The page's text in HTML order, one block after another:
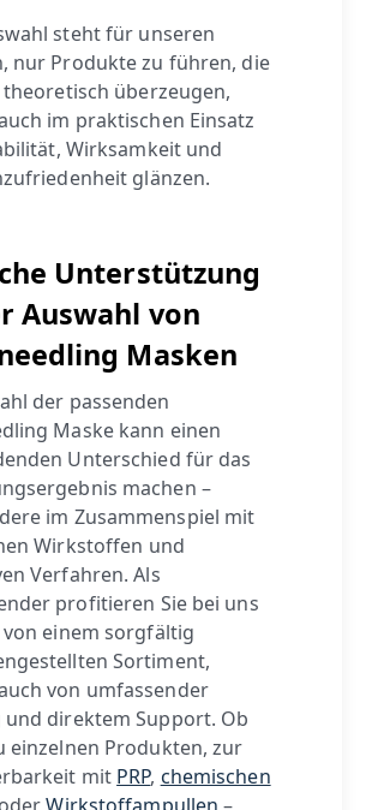
steht für unseren
nur Produkte zu führen, die
überzeugen,
im praktischen Einsatz
Wirksamkeit und
glänzen.
Unterstützung
Auswahl von
Masken
der passenden
Maske kann einen
Unterschied für das
machen –
im Zusammenspiel mit
Wirkstoffen und
Verfahren. Als
profitieren Sie bei uns
einem sorgfältig
Sortiment,
von umfassender
und direktem Support. Ob
einzelnen Produkten, zur
mit PRP, chemischen